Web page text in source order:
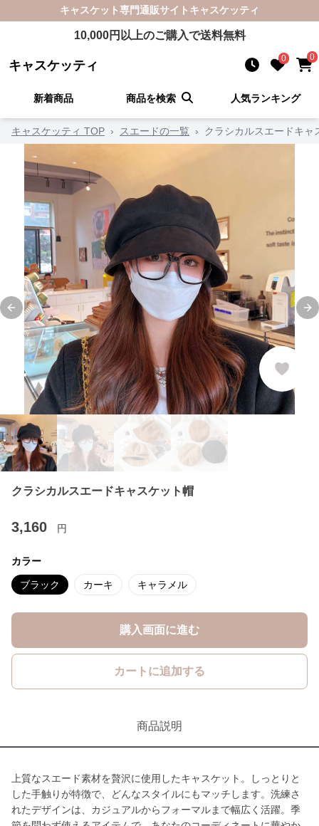
キャスケット専門通販サイト キャスケッティ
10,000円以上のご購入で送料無料
キャスケッティ 0 0
新着商品 商品を検索 人気ランキング
キャスケッティ TOP › スエードの一覧 › クラシカルスエードキャ
Previous slide
クラシカルスエードキャスケット帽
3,160 円
カラー
ブラック カーキ キャラメル
購入画面に進む
カートに追加する
商品説明
上質なスエード素材を贅沢に使用したキャスケット。しっとりと
した手触りが特徴で、どんなスタイルにもマッチします。洗練さ
れたデザインは、カジュアルからフォーマルまで幅広く活躍。季